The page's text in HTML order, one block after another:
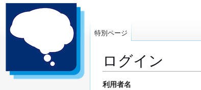
ログイン
ナ
検
利用者名
特別ページ